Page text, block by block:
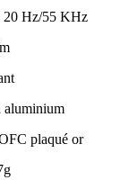
20 Hz/55 KHz
aluminium
plaqué or